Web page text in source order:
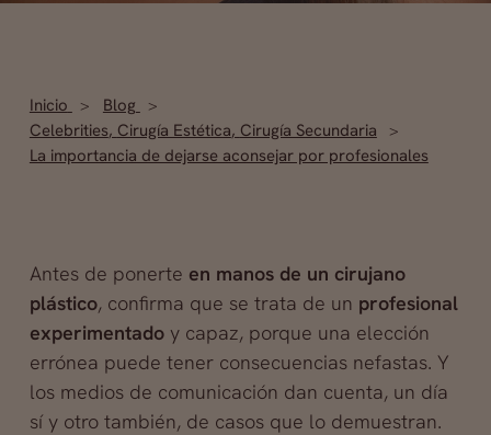
Inicio
Blog
Celebrities, Cirugía Estética, Cirugía Secundaria
La importancia de dejarse aconsejar por profesionales
Antes de ponerte en manos de un cirujano
plástico, confirma que se trata de un profesional
experimentadoy capaz, porque una elección
errónea puede tener consecuencias nefastas. Y
los medios de comunicación dan cuenta, un día
sí y otro también, de casos que lo demuestran.